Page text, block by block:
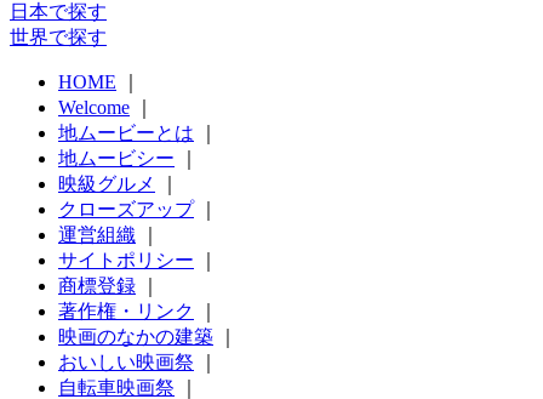
日本で探す
世界で探す
HOME
Welcome
地ムービーとは
地ムービシー
映級グルメ
クローズアップ｜
運営組織
サイトポリシー
商標登録
著作権・リンク
映画のなかの建築
おいしい映画祭
自転車映画祭